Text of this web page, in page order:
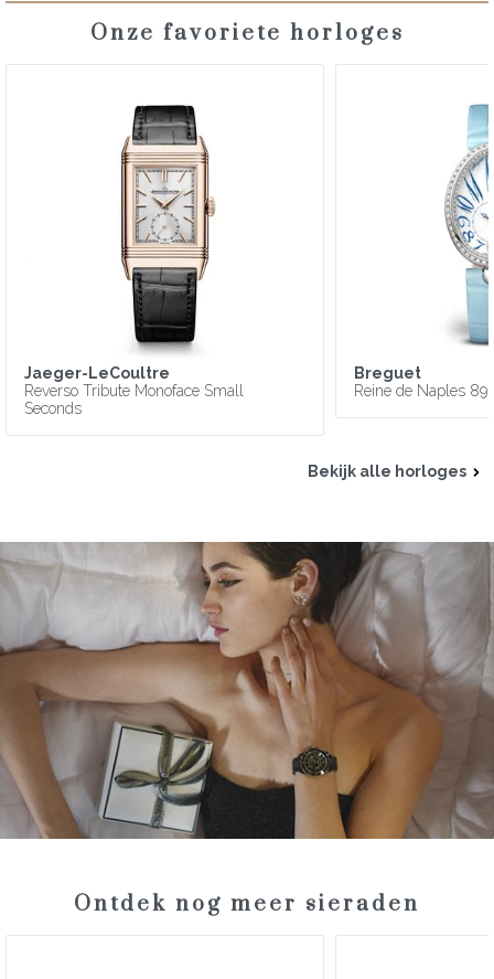
Onze favoriete horloges
Jaeger-LeCoultre
Reverso Tribute Monoface Small
Seconds
Breguet
Reine de Naples
Bekijk alle horloges
Ontdek nog meer sieraden